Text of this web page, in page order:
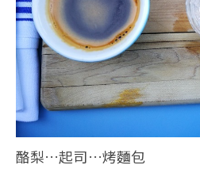
酪梨…起司…烤麵包